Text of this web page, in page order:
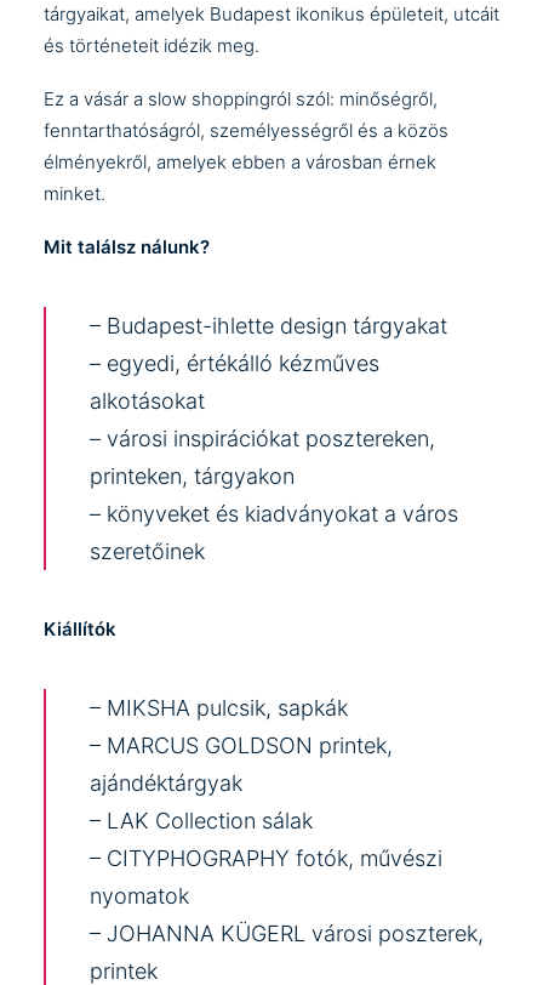
tárgyaikat, amelyek Budapest ikonikus épületeit, utcáit
és történeteit idézik meg.
Ez a vásár a slow shoppingról szól: minőségről,
fenntarthatóságról, személyességről és a közös
élményekről, amelyek ebben a városban érnek
minket.
Mit találsz nálunk?
– Budapest-ihlette design tárgyakat
– egyedi, értékálló kézműves
alkotásokat
– városi inspirációkat posztereken,
printeken, tárgyakon
– könyveket és kiadványokat a város
szeretőinek
Kiállítók
– MIKSHA pulcsik, sapkák
– MARCUS GOLDSON printek,
ajándéktárgyak
– LAK Collection sálak
– CITYPHOGRAPHY fotók, művészi
nyomatok
– JOHANNA KÜGERL városi poszterek,
printek